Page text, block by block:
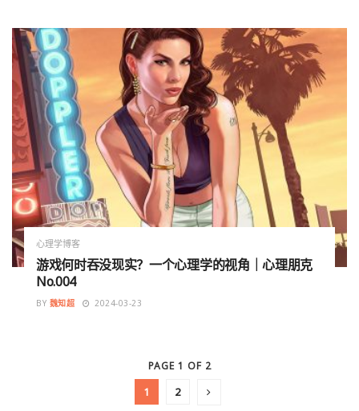
心理学博客
游戏何时吞没现实？一个心理学的视角｜心理朋克
No.004
BY 魏知超 2024-03-23
PAGE 1 OF 2
1 2